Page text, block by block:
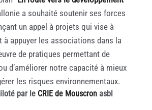
a souhaité soutenir ses forces
un appel à projets qui vise à
à appuyer les associations dans la
de pratiques permettant de
d’améliorer notre capacité à mieux
les risques environnementaux.
par le CRIE de Mouscronasbl